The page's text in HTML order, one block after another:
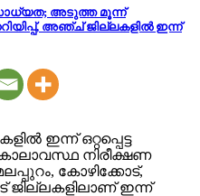
അടുത്ത മൂന്ന്
അഞ്ച് ജില്ലകളിൽ ഇന്ന്
ഇന്ന് ഒറ്റപ്പെട്ട
നിരീക്ഷണ
കോഴിക്കോട്,
ഇന്ന്